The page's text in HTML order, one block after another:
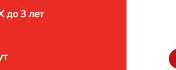
до 3 лет